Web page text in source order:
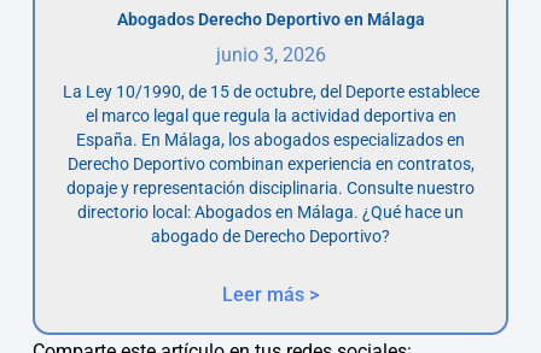
Abogados Derecho Deportivo en Málaga
junio 3, 2026
La Ley 10/1990, de 15 de octubre, del Deporte establece
el marco legal que regula la actividad deportiva en
España. En Málaga, los abogados especializados en
Derecho Deportivo combinan experiencia en contratos,
dopaje y representación disciplinaria. Consulte nuestro
directorio local: Abogados en Málaga. ¿Qué hace un
abogado de Derecho Deportivo?
Leer más >